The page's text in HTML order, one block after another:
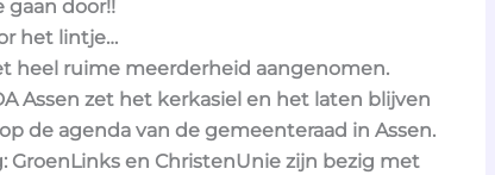
gaan door!!
het lintje…
heel ruime meerderheid aangenomen.
Assen zet het kerkasiel en het laten blijven
de agenda van de gemeenteraad in Assen.
GroenLinks en ChristenUnie zijn bezig met